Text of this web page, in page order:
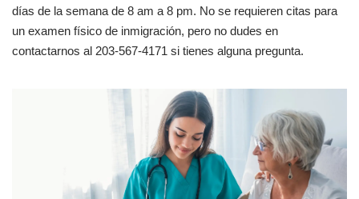
días de la semana de 8 am a 8 pm. No se requieren citas para
un examen físico de inmigración, pero no dudes en
contactarnos al 203-567-4171 si tienes alguna pregunta.